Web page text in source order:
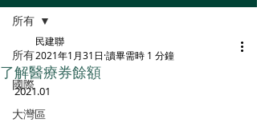
所有
國際
大灣區
所有
了解醫療券餘額
民建聯
2021年1月31日 讀畢需時 1 分鐘
2021.01